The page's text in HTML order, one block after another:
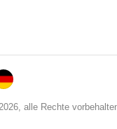
alle Rechte